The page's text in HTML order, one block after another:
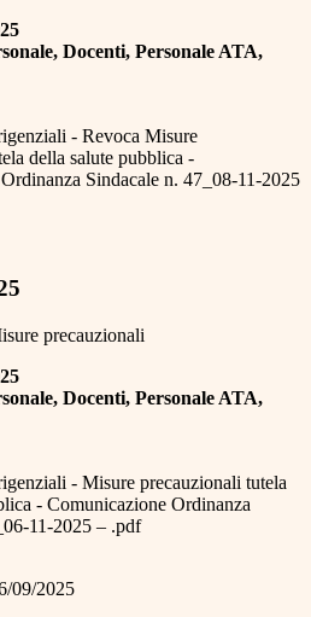
Docenti, Personale ATA,
- Revoca Misure
della salute pubblica -
Sindacale n. 47_08-11-2025
precauzionali
Docenti, Personale ATA,
- Misure precauzionali tutela
- Comunicazione Ordinanza
11-2025 – .pdf
09/2025